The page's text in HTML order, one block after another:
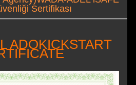
Sertifikası
ADOKICKSTART